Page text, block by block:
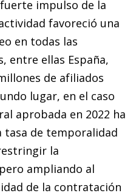
impulso de la
favoreció una
en todas las
entre ellas España,
de afiliados
lugar, en el caso
aprobada en 2022 ha
de temporalidad
la
ampliando al
de la contratación